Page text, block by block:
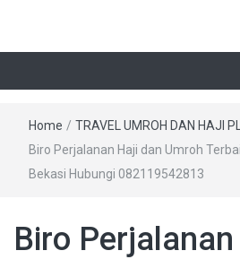
Home / TRAVEL UMROH DAN HAJI
Biro Perjalanan Haji dan Umroh
Bekasi Hubungi 082119542813
Biro